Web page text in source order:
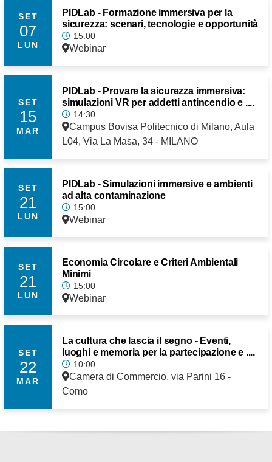
SET
07
LUN
PIDLab - Formazione immersiva per la
sicurezza: scenari, tecnologie e opportunità
15:00
Webinar
SET
15
MAR
PIDLab - Provare la sicurezza immersiva:
simulazioni VR per addetti antincendio e ....
14:30
Campus Bovisa Politecnico di Milano, Aula
L04, Via La Masa, 34 - MILANO
SET
21
LUN
PIDLab - Simulazioni immersive e ambienti
ad alta contaminazione
15:00
Webinar
SET
21
LUN
Economia Circolare e Criteri Ambientali
Minimi
15:00
Webinar
SET
22
MAR
La cultura che lascia il segno - Eventi,
luoghi e memoria per la partecipazione e ....
10:00
Camera di Commercio, via Parini 16 -
Como